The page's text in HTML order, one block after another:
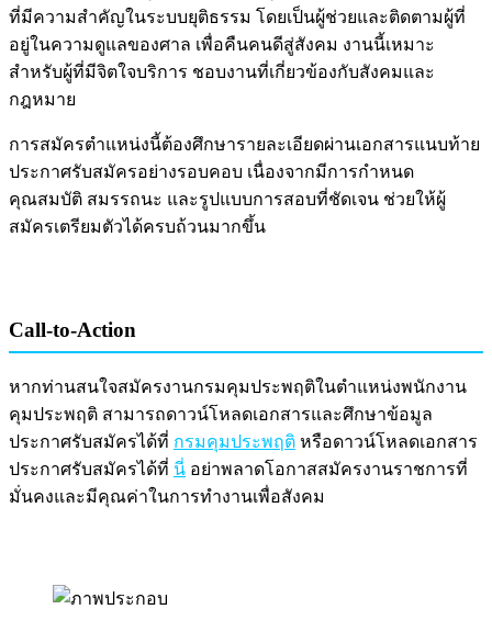
ที่มีความสำคัญในระบบยุติธรรม โดยเป็นผู้ช่วยและติดตามผู้ที่
อยู่ในความดูแลของศาล เพื่อคืนคนดีสู่สังคม งานนี้เหมาะ
สำหรับผู้ที่มีจิตใจบริการ ชอบงานที่เกี่ยวข้องกับสังคมและ
กฎหมาย
การสมัครตำแหน่งนี้ต้องศึกษารายละเอียดผ่านเอกสารแนบท้าย
ประกาศรับสมัครอย่างรอบคอบ เนื่องจากมีการกำหนด
คุณสมบัติ สมรรถนะ และรูปแบบการสอบที่ชัดเจน ช่วยให้ผู้
สมัครเตรียมตัวได้ครบถ้วนมากขึ้น
Call-to-Action
หากท่านสนใจสมัครงานกรมคุมประพฤติในตำแหน่งพนักงาน
คุมประพฤติ สามารถดาวน์โหลดเอกสารและศึกษาข้อมูล
ประกาศรับสมัครได้ที่ กรมคุมประพฤติ หรือดาวน์โหลดเอกสาร
ประกาศรับสมัครได้ที่ นี่ อย่าพลาดโอกาสสมัครงานราชการที่
มั่นคงและมีคุณค่าในการทำงานเพื่อสังคม